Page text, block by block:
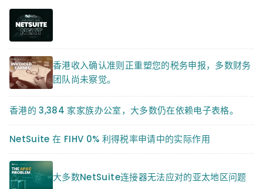
香港收入确认准则正重塑您的税务申报，多数财务
团队尚未察觉。
香港的 3,384 家家族办公室，大多数仍在依赖电子表格。
NetSuite 在 FIHV 0% 利得税率申请中的实际作用
大多数NetSuite连接器无法应对的亚太地区问题